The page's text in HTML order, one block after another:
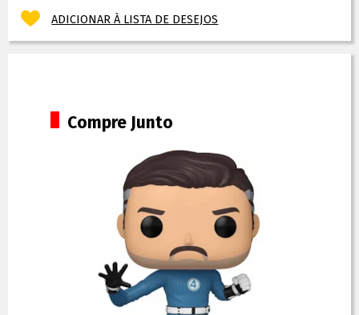
ADICIONAR À LISTA DE DESEJOS
Compre Junto